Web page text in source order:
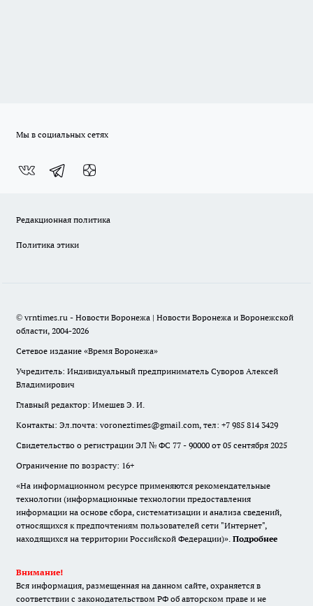
Мы в социальных сетях
Редакционная политика
Политика этики
© vrntimes.ru - Новости Воронежа | Новости Воронежа и Воронежской
области, 2004-2026
Сетевое издание «Время Воронежа»
Учредитель: Индивидуальный предприниматель Суворов Алексей
Владимирович
Главный редактор: Имешев Э. И.
Контакты: Эл.почта: voroneztimes@gmail.com, тел: +7 985 814 3429
Свидетельство о регистрации ЭЛ № ФС 77 - 90000 от 05 сентября 2025
Ограничение по возрасту: 16+
«На информационном ресурсе применяются рекомендательные
технологии (информационные технологии предоставления
информации на основе сбора, систематизации и анализа сведений,
относящихся к предпочтениям пользователей сети "Интернет",
находящихся на территории Российской Федерации)». Подробнее
Внимание!
Вся информация, размещенная на данном сайте, охраняется в
соответствии с законодательством РФ об авторском праве и не